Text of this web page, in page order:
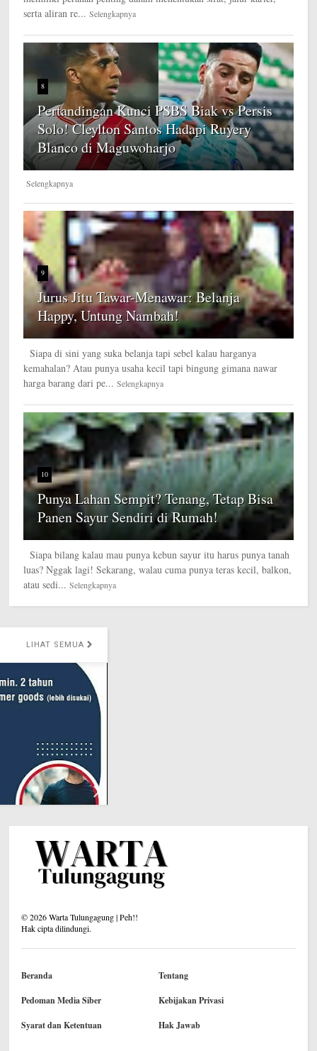
serta aliran re... Selengkapnya
8
Pertandingan Kunci PSBS Biak vs Persis
Solo! Cleylton Santos Hadapi Ruyery
Blanco di Maguwoharjo
Selengkapnya
9
Jurus Jitu Tawar-Menawar: Belanja
Happy, Untung Nambah!
Siapa di sini yang suka belanja tapi sebel kalau harganya
kemahalan? Atau punya usaha kecil tapi bingung gimana nawar
harga barang dari pe... Selengkapnya
10
Punya Lahan Sempit? Tenang, Tetap Bisa
Panen Sayur Sendiri di Rumah!
Siapa bilang kalau mau punya kebun sayur itu harus punya tanah
luas? Nggak lagi! Sekarang, walau cuma punya teras kecil, balkon,
atau sedi... Selengkapnya
©2026Warta Tulungagung | Peh!!
Hak cipta dilindungi.
Beranda Tentang
Pedoman Media Siber Kebijakan Privasi
Syarat dan Ketentuan Hak Jawab